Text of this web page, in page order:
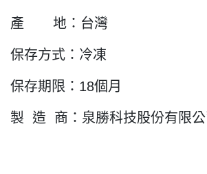
產 地：台灣
保存方式：冷凍
保存期限：18個月
製 造 商：泉勝科技股份有限公